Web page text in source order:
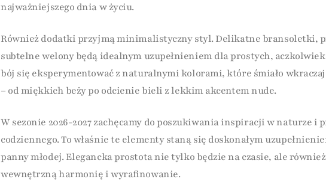
najważniejszego dnia w życiu.
Również dodatki przyjmą minimalistyczny styl. Delikatne bransoletki,
subtelne welony będą idealnym uzupełnieniem dla prostych,
bój się eksperymentować z naturalnymi kolorami, które śmiało
– od miękkich beży po odcienie bieli z lekkim akcentem nude.
W sezonie 2026-2027 zachęcamy do poszukiwania inspiracji w naturze i
codziennego. To właśnie te elementy staną się doskonałym
panny młodej. Elegancka prostota nie tylko będzie na czasie, ale
wewnętrzną harmonię i wyrafinowanie.